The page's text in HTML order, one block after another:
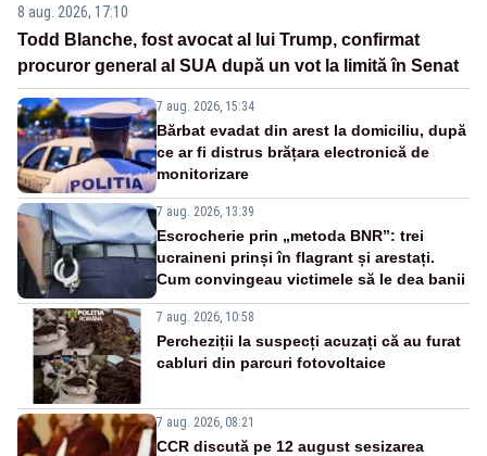
8 aug. 2026, 17:10
Todd Blanche, fost avocat al lui Trump, confirmat
procuror general al SUA după un vot la limită în Senat
7 aug. 2026, 15:34
Bărbat evadat din arest la domiciliu, după
ce ar fi distrus brățara electronică de
monitorizare
7 aug. 2026, 13:39
Escrocherie prin „metoda BNR”: trei
ucraineni prinși în flagrant și arestați.
Cum convingeau victimele să le dea banii
7 aug. 2026, 10:58
Percheziții la suspecți acuzați că au furat
cabluri din parcuri fotovoltaice
7 aug. 2026, 08:21
CCR discută pe 12 august sesizarea